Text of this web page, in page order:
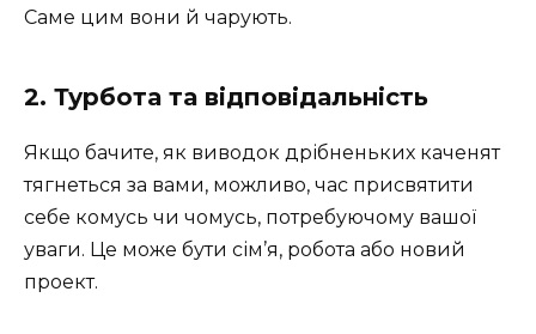
Саме цим вони й чарують.
2. Турбота та відповідальність
Якщо бачите, як виводок дрібненьких каченят
тягнеться за вами, можливо, час присвятити
себе комусь чи чомусь, потребуючому вашої
уваги. Це може бути сім’я, робота або новий
проект.